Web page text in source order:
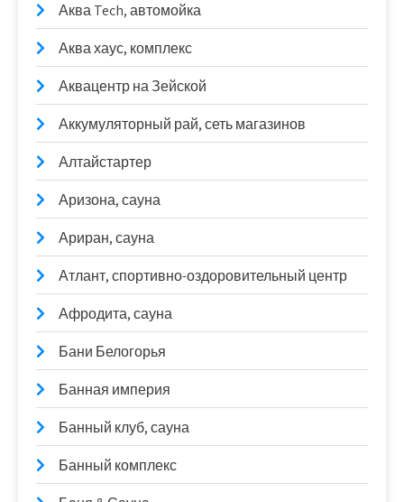
Аква Tech, автомойка
Аква хаус, комплекс
Аквацентр на Зейской
Аккумуляторный рай, сеть магазинов
Алтайстартер
Аризона, сауна
Ариран, сауна
Атлант, спортивно-оздоровительный центр
Афродита, сауна
Бани Белогорья
Банная империя
Банный клуб, сауна
Банный комплекс